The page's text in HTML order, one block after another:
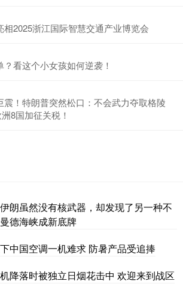
相2025浙江国际智慧交通产业博览会
看这个小女孩如何逆袭！
震！特朗普突然松口：不会武力夺取格陵
8国加征关税！
朗虽然没有核武器，却发现了另一种不
德海峡成新底牌
中国空调一机难求 防暑产品受追捧
降落时被独立日烟花击中 欢迎来到战区